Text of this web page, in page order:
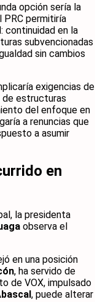
opción sería la
PRC permitiría
continuidad en la
subvencionadas
sin cambios
exigencias de
de estructuras
del enfoque en
a renuncias que
a asumir
en
la presidenta
observa el
en una posición
, ha servido de
de VOX, impulsado
, puede alterar